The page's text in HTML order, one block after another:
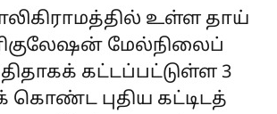
உள்ள தாய்
மேல்நிலைப்
கட்டப்பட்டுள்ள 3
புதிய கட்டிடத்